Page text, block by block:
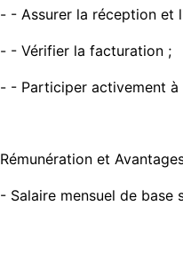
- - Assurer la réception et
- - Vérifier la facturation ;
- - Participer activement à
Rémunération et
- Salaire mensuel de base